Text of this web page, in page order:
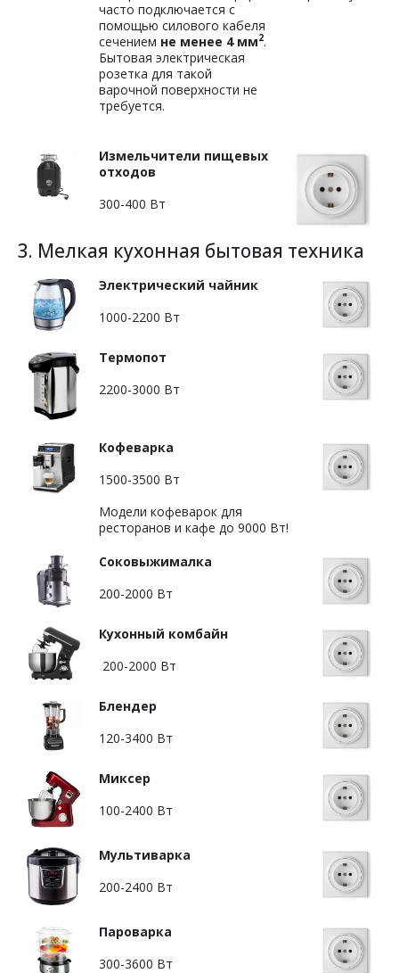
часто подключается с
помощью силового кабеля
сечением не менее 4 мм2.
Бытовая электрическая
розетка для такой
варочной поверхности не
требуется.
Измельчители пищевых
отходов
300-400 Вт
3. Мелкая кухонная бытовая техника
Электрический чайник
1000-2200 Вт
Термопот
2200-3000 Вт
Кофеварка
1500-3500 Вт
Модели кофеварок для
ресторанов и кафе до 9000 Вт!
Соковыжималка
200-2000 Вт
Кухонный комбайн
200-2000 Вт
Блендер
120-3400 Вт
Миксер
100-2400 Вт
Мультиварка
200-2400 Вт
Пароварка
300-3600 Вт